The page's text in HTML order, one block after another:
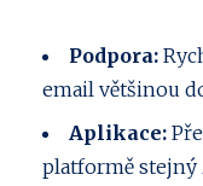
Podpora:
email většinou
Aplikace:
platformě stejný